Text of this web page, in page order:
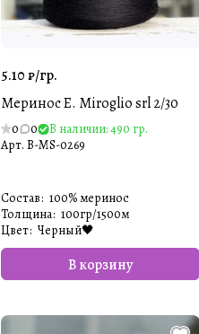
5.10 ₽/гр.
Меринос E. Miroglio srl 2/30
0 0
В наличии: 490 гр.
Арт. B-MS-0269
В корзину
Состав: 100% меринос
Толщина: 100гр/1500м
Цвет: Черный🖤